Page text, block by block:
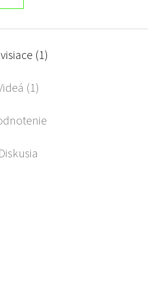
(1)
(1)
Diskusia